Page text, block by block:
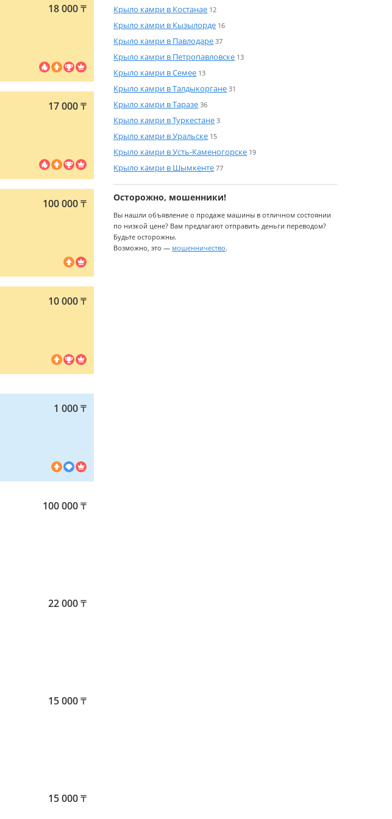
18 000₸
17 000₸
100 000₸
10 000₸
1 000₸
100 000₸
22 000₸
15 000₸
15 000₸
Крыло камри в Костанае 12
Крыло камри в Кызылорде 16
Крыло камри в Павлодаре 37
Крыло камри в Петропавловске 13
Крыло камри в Семее 13
Крыло камри в Талдыкоргане 31
Крыло камри в Таразе 36
Крыло камри в Туркестане 3
Крыло камри в Уральске 15
Крыло камри в Усть-Каменогорске 19
Крыло камри в Шымкенте 77
Осторожно, мошенники!
Вы нашли объявление о продаже машины в отличном состоянии
по низкой цене? Вам предлагают отправить деньги переводом?
Будьте осторожны.
Возможно, это — мошенничество.